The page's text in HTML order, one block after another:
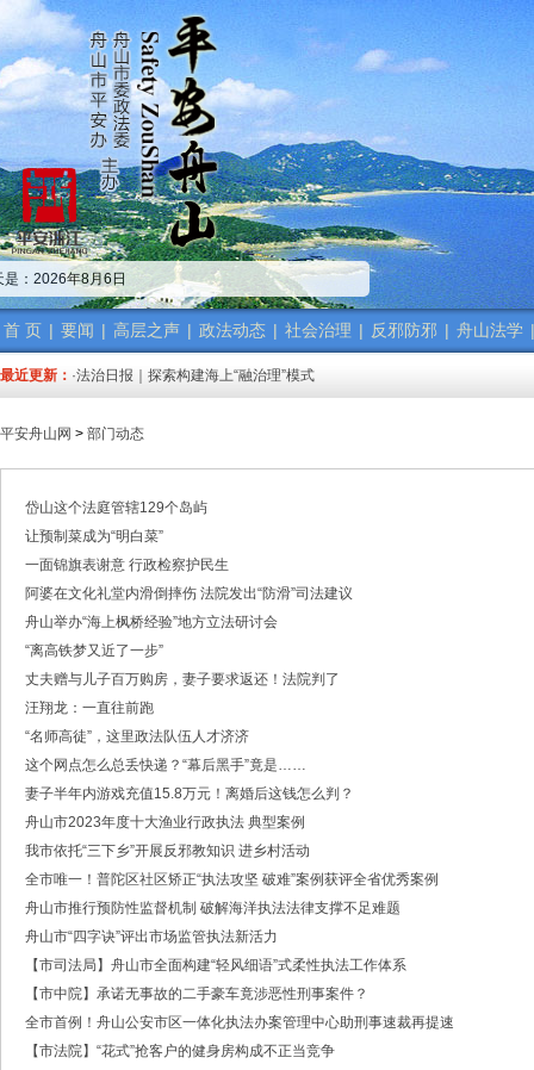
是：2026年8月6日
首 页 | 要闻 | 高层之声 | 政法动态 | 社会治理 | 反邪防邪 | 舟山法学 |
最近更新：
·中共舟山市委政法委员会招聘公告
·市委政法委机关传达学习省、市“新春第一会”精神
·市委政法工作会议召开 梁雪冬讲话
·中共浙江省委常委、政法委书记王成国致全省政法干警的新春贺词
·市委政法委机关召开年度考核会
·梁雪冬带队开展春节前安全督导检查工作
·法治日报｜探索构建海上“融治理”模式
·2025年度市委政法委员会第一次全体（扩大）会议召开
·中共舟山市委政法委员会招聘公告
·中共舟山市委政法委员会招聘公告
·市委政法工作会议召开 梁雪冬讲话
·中共浙江省委常委、政法委书记王成国致全省政法干警的新春贺词
·市委政法委机关召开年度考核会
·梁雪冬带队开展春节前安全督导检查工作
·法治日报｜探索构建海上“融治理”模式
·中共舟山市委政法委员会招聘公告
·抽奖赢福袋｜2024我与平安舟山的温暖点滴
平安舟山网 > 部门动态
岱山这个法庭管辖129个岛屿
让预制菜成为“明白菜”
一面锦旗表谢意 行政检察护民生
阿婆在文化礼堂内滑倒摔伤 法院发出“防滑”司法建议
舟山举办“海上枫桥经验”地方立法研讨会
“离高铁梦又近了一步”
丈夫赠与儿子百万购房，妻子要求返还！法院判了
汪翔龙：一直往前跑
“名师高徒”，这里政法队伍人才济济
这个网点怎么总丢快递？“幕后黑手”竟是……
妻子半年内游戏充值15.8万元！离婚后这钱怎么判？
舟山市2023年度十大渔业行政执法 典型案例
我市依托“三下乡”开展反邪教知识 进乡村活动
全市唯一！普陀区社区矫正“执法攻坚 破难”案例获评全省优秀案例
舟山市推行预防性监督机制 破解海洋执法法律支撑不足难题
舟山市“四字诀”评出市场监管执法新活力
【市司法局】​舟山市全面构建“轻风细语”式柔性执法工作体系
【市中院】承诺无事故的二手豪车竟涉恶性刑事案件？
全市首例！舟山公安市区一体化执法办案管理中心助刑事速裁再提速
【市法院】“花式”抢客户的健身房构成不正当竞争